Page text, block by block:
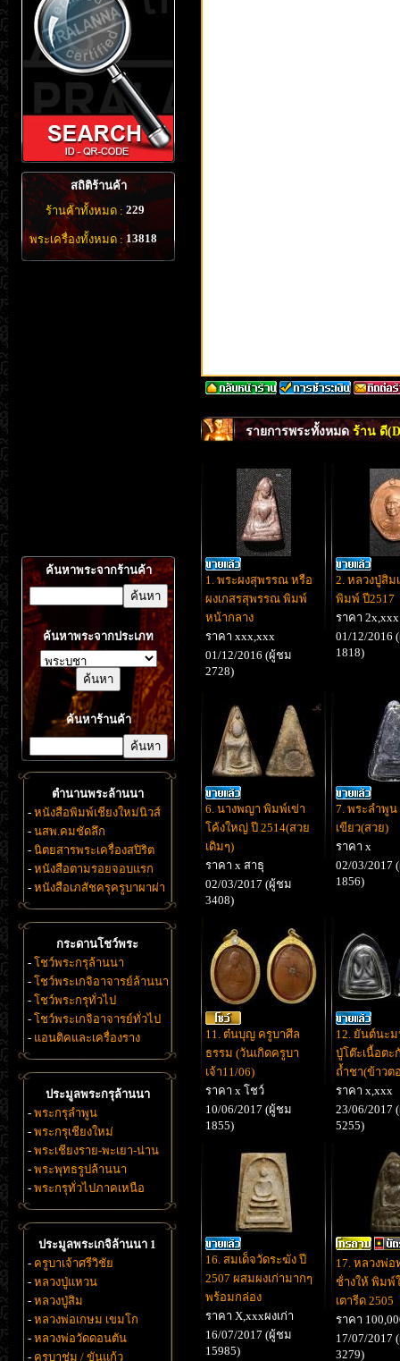
สถิติร้านค้า
ร้านค้าทั้งหมด : 229
พระเครื่องทั้งหมด : 13818
ค้นหาพระจากร้านค้า
ค้นหาพระจากประเภท
ค้นหาร้านค้า
ตำนานพระล้านนา
- หนังสือพิมพ์เชียงใหม่นิวส์
- นสพ.คมชัดลึก
- นิตยสารพระเครื่องสปิริต
- หนังสือตามรอยจอบแรก
- หนังสือเภสัชครุครูบาผาผ่า
กระดานโชว์พระ
- โชว์พระกรุล้านนา
- โชว์พระเกจิอาจารย์ล้านนา
- โชว์พระกรุทั่วไป
- โชว์พระเกจิอาจารย์ทั่วไป
- แอนติคและเครื่องราง
ประมูลพระกรุล้านนา
- พระกรุลำพูน
- พระกรุเชียงใหม่
- พระเชียงราย-พะเยา-น่าน
- พระพุทธรูปล้านนา
- พระกรุทั่วไปภาคเหนือ
ประมูลพระเกจิล้านนา 1
- ครูบาเจ้าศรีวิชัย
- หลวงปู่แหวน
- หลวงปู่สิม
- หลวงพ่อเกษม เขมโก
- หลวงพ่อวัดดอนตัน
- ครูบาชุ่ม / ขันแก้ว
รายการพระทั้งหมดร้าน ดี
1. พระผงสุพรรณ หรือ
ผงเกสรสุพรรณ พิมพ์
หน้ากลาง
ราคา xxx,xxx
01/12/2016 (ผู้ชม
2728)
2. หลวงปู่สิม
พิมพ์ ปี2517
ราคา 2x,xxx
01/12/2016
1818)
6. นางพญา พิมพ์เข่า
โค้งใหญ่ ปี 2514(สวย
เดิมๆ)
ราคา x สาธุ
02/03/2017 (ผู้ชม
3408)
7. พระลำพู
เขียว(สวย)
ราคา x
02/03/2017
1856)
11. ต๋นบุญ ครูบาศีล
ธรรม (วันเกิดครูบา
เจ้า11/06)
ราคา x โชว์
10/06/2017 (ผู้ชม
1855)
12. ยันต์นะม
ปู่โต๊ะเนื้อตะ
ถ้ำชา(ข้าวต
ราคา x,xxx
23/06/2017
5255)
16. สมเด็จวัดระฆัง ปี
2507 ผสมผงเก่ามากๆ
พร้อมกล่อง
ราคา X,xxxผงเก่า
16/07/2017 (ผู้ชม
15985)
17. หลวงพ่อ
ช้่างให้ พิมพ์
เตารีด 2505
ราคา
17/07/2017
3279)